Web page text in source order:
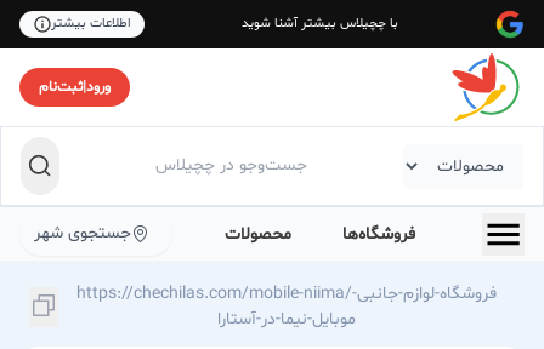
با چچیلاس بیشتر آشنا شوید اطلاعات بیشتر
ورود|ثبت‌نام
فروشگاه‌ها محصولات جستجوی شهر
https://chechilas.com/mobile-niima/فروشگاه-لوازم-جانبی-
موبایل-نیما-در-آستارا